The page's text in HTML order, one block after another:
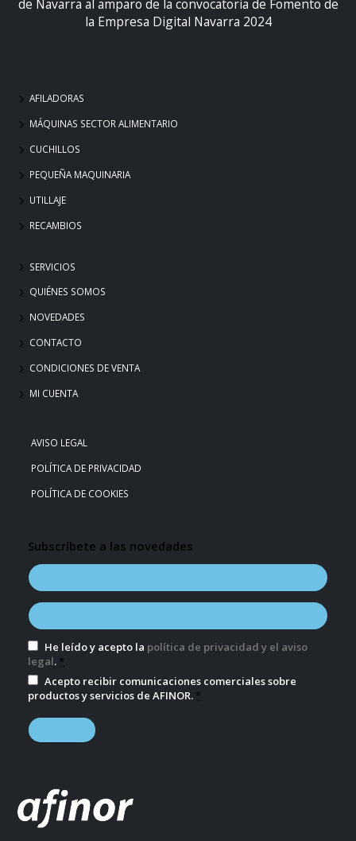
de Navarra al amparo de la convocatoria de Fomento de
la Empresa Digital Navarra 2024
AFILADORAS
MÁQUINAS SECTOR ALIMENTARIO
CUCHILLOS
PEQUEÑA MAQUINARIA
UTILLAJE
RECAMBIOS
SERVICIOS
QUIÉNES SOMOS
NOVEDADES
CONTACTO
CONDICIONES DE VENTA
MI CUENTA
AVISO LEGAL
POLÍTICA DE PRIVACIDAD
POLÍTICA DE COOKIES
Subscríbete a las novedades
He leído y acepto la política de privacidad y el aviso
legal. *
Acepto recibir comunicaciones comerciales sobre
productos y servicios de AFINOR. *